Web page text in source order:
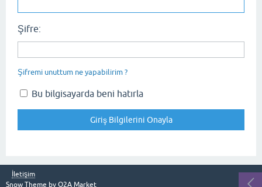
Şifre:
Şifremi unuttum ne yapabilirim ?
Bu bilgisayarda beni hatırla
İletişim
Snow Theme by Q2A Market